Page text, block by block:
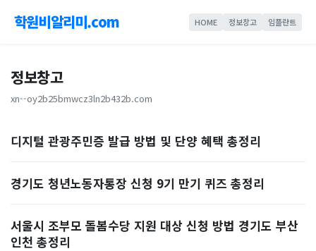
학원비알리미.com HOME 정보창고 임플란트
정보창고
xn--oy2b25bmwcz3ln2b432b.com
디지털 관광주민증 발급 방법 및 단양 혜택 총정리
경기도 청년노동자통장 신청 9기 만기 퀴즈 총정리
서울시 조부모 돌봄수당 지원 대상 신청 방법 경기도 부산
인천 총정리